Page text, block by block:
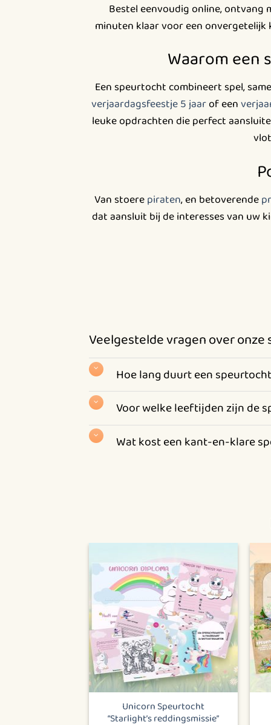
Bestel eenvoudig online, ontvang
minuten klaar voor een onvergetelijk
Waarom een
Een speurtocht combineert spel,
verjaardagsfeestje 5 jaarof een
leuke opdrachten die perfect
Van stoerepiraten, en betoverende
dat aansluit bij de interesses van uw
Veelgestelde vragen over
Hoe lang duurt een
Voor welke leeftijden zijn de
Wat kost een kant-en-klare
Unicorn Speurtocht
“Starlight’s reddingsmissie”